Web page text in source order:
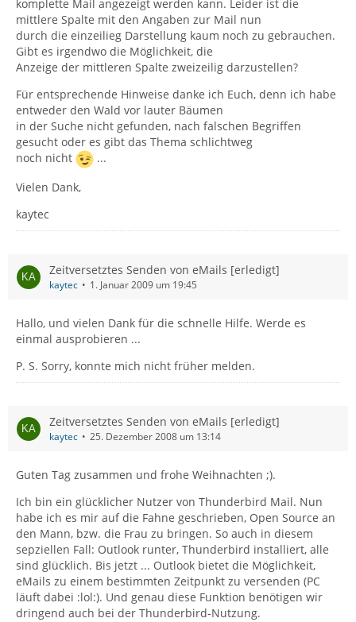
komplette Mail angezeigt werden kann. Leider ist die
mittlere Spalte mit den Angaben zur Mail nun
durch die einzeilieg Darstellung kaum noch zu gebrauchen.
Gibt es irgendwo die Möglichkeit, die
Anzeige der mittleren Spalte zweizeilig darzustellen?
Für entsprechende Hinweise danke ich Euch, denn ich habe
entweder den Wald vor lauter Bäumen
in der Suche nicht gefunden, nach falschen Begriffen
gesucht oder es gibt das Thema schlichtweg
noch nicht
...
Vielen Dank,
kaytec
Zeitversetztes Senden von eMails [erledigt]
kaytec 1. Januar 2009 um 19:45
Hallo, und vielen Dank für die schnelle Hilfe. Werde es
einmal ausprobieren ...
P. S. Sorry, konnte mich nicht früher melden.
Zeitversetztes Senden von eMails [erledigt]
kaytec 25. Dezember 2008 um 13:14
Guten Tag zusammen und frohe Weihnachten ;).
Ich bin ein glücklicher Nutzer von Thunderbird Mail. Nun
habe ich es mir auf die Fahne geschrieben, Open Source an
den Mann, bzw. die Frau zu bringen. So auch in diesem
sepziellen Fall: Outlook runter, Thunderbird installiert, alle
sind glücklich. Bis jetzt ... Outlook bietet die Möglichkeit,
eMails zu einem bestimmten Zeitpunkt zu versenden (PC
läuft dabei :lol:). Und genau diese Funktion benötigen wir
dringend auch bei der Thunderbird-Nutzung.